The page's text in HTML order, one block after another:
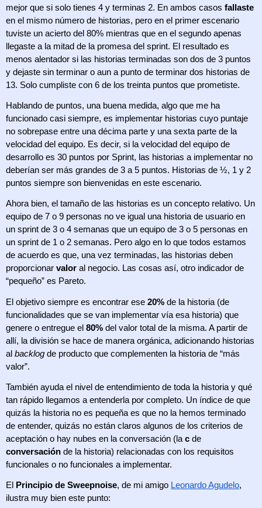
mejor que si solo tienes 4 y terminas 2. En ambos casos fallaste
en el mismo número de historias, pero en el primer escenario
tuviste un acierto del 80% mientras que en el segundo apenas
llegaste a la mitad de la promesa del sprint. El resultado es
menos alentador si las historias terminadas son dos de 3 puntos
y dejaste sin terminar o aun a punto de terminar dos historias de
13. Solo cumpliste con 6 de los treinta puntos que prometiste.
Hablando de puntos, una buena medida, algo que me ha
funcionado casi siempre, es implementar historias cuyo puntaje
no sobrepase entre una décima parte y una sexta parte de la
velocidad del equipo. Es decir, si la velocidad del equipo de
desarrollo es 30 puntos por Sprint, las historias a implementar no
deberían ser más grandes de 3 a 5 puntos. Historias de ½, 1 y 2
puntos siempre son bienvenidas en este escenario.
Ahora bien, el tamaño de las historias es un concepto relativo. Un
equipo de 7 o 9 personas no ve igual una historia de usuario en
un sprint de 3 o 4 semanas que un equipo de 3 o 5 personas en
un sprint de 1 o 2 semanas. Pero algo en lo que todos estamos
de acuerdo es que, una vez terminadas, las historias deben
proporcionar valor al negocio. Las cosas así, otro indicador de
“pequeño” es Pareto.
El objetivo siempre es encontrar ese 20% de la historia (de
funcionalidades que se van implementar vía esa historia) que
genere o entregue el 80% del valor total de la misma. A partir de
allí, la división se hace de manera orgánica, adicionando historias
al backlog de producto que complementen la historia de “más
valor”.
También ayuda el nivel de entendimiento de toda la historia y qué
tan rápido llegamos a entenderla por completo. Un índice de que
quizás la historia no es pequeña es que no la hemos terminado
de entender, quizás no están claros algunos de los criterios de
aceptación o hay nubes en la conversación (la c
conversación de la historia) relacionadas con los requisitos
funcionales o no funcionales a implementar.
El Principio de Sweepnoise, de mi amigo Leonardo Agudelo,
ilustra muy bien este punto: